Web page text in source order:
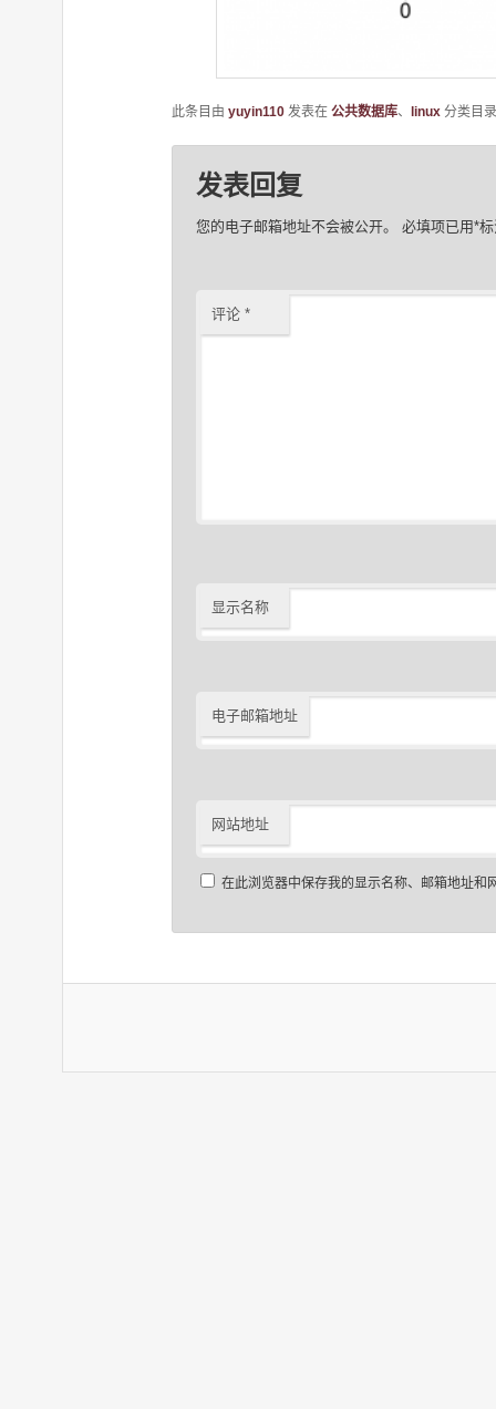
此条目由 yuyin110发表在 公共数据库、 linux分类目
发表回复
您的电子邮箱地址不会被公开。 必填项已用*
评论 *
显示名称
电子邮箱地址
网站地址
在此浏览器中保存我的显示名称、邮箱地址和